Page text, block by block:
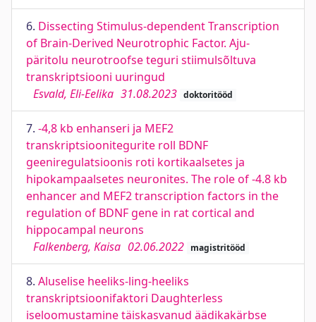
6. Dissecting Stimulus-dependent Transcription
of Brain-Derived Neurotrophic Factor. Aju-
päritolu neurotroofse teguri stiimulsõltuva
transkriptsiooni uuringud
Esvald, Eli-Eelika 31.08.2023 doktoritööd
7. -4,8 kb enhanseri ja MEF2
transkriptsioonitegurite roll BDNF
geeniregulatsioonis roti kortikaalsetes ja
hipokampaalsetes neuronites. The role of -4.8 kb
enhancer and MEF2 transcription factors in the
regulation of BDNF gene in rat cortical and
hippocampal neurons
Falkenberg, Kaisa 02.06.2022 magistritööd
8. Aluselise heeliks-ling-heeliks
transkriptsioonifaktori Daughterless
iseloomustamine täiskasvanud äädikakärbse